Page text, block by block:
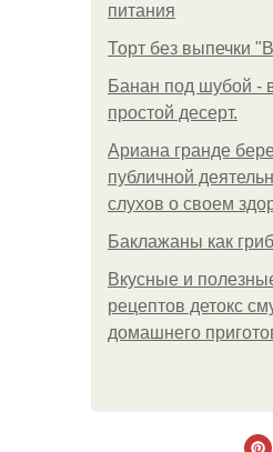
питания
Торт без выпечки
Банан под шубой -
простой десерт.
Ариана гранде
публичной
слухов о своем
Баклажаны как
Вкусные и
рецептов детокс
домашнего